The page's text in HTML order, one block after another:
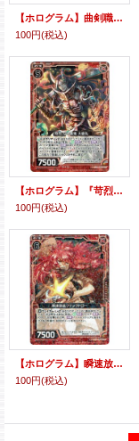
【ホログラム】曲剣職人シャムシール
100円(税込)
【ホログラム】『苛烈』なる悪鬼大嶽丸
100円(税込)
【ホログラム】瞬速放銃クイックドロー
100円(税込)